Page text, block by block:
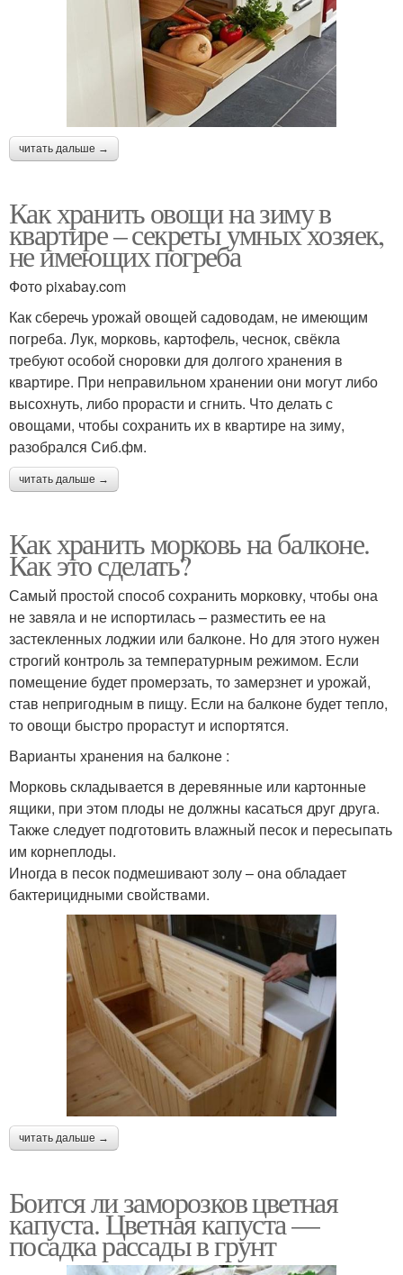
читать дальше →
Как хранить овощи на зиму в
квартире – секреты умных хозяек,
не имеющих погреба
Фото pixabay.com
Как сберечь урожай овощей садоводам, не имеющим
погреба. Лук, морковь, картофель, чеснок, свёкла
требуют особой сноровки для долгого хранения в
квартире. При неправильном хранении они могут либо
высохнуть, либо прорасти и сгнить. Что делать с
овощами, чтобы сохранить их в квартире на зиму,
разобрался Сиб.фм.
читать дальше →
Как хранить морковь на балконе.
Как это сделать?
Самый простой способ сохранить морковку, чтобы она
не завяла и не испортилась – разместить ее на
застекленных лоджии или балконе. Но для этого нужен
строгий контроль за температурным режимом. Если
помещение будет промерзать, то замерзнет и урожай,
став непригодным в пищу. Если на балконе будет тепло,
то овощи быстро прорастут и испортятся.
Варианты хранения на балконе :
Морковь складывается в деревянные или картонные
ящики, при этом плоды не должны касаться друг друга.
Также следует подготовить влажный песок и пересыпать
им корнеплоды.
Иногда в песок подмешивают золу – она обладает
бактерицидными свойствами.
читать дальше →
Боится ли заморозков цветная
капуста. Цветная капуста —
посадка рассады в грунт